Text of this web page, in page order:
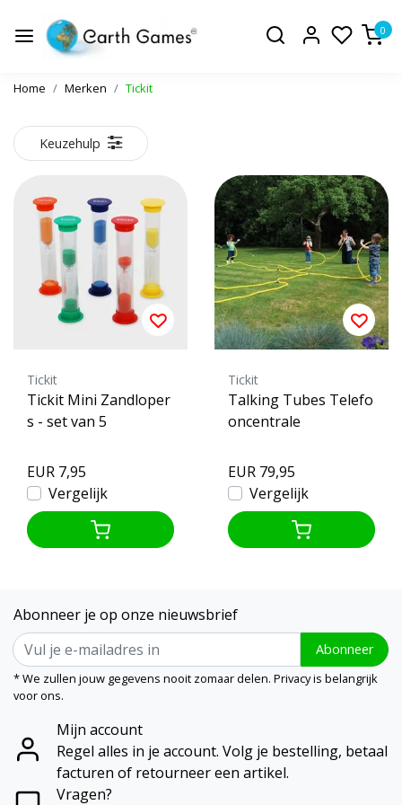
0
Home Merken Tickit
Keuzehulp
Tickit
Tickit Mini Zandloper
s - set van 5
EUR 7,95
Vergelijk
Tickit
Talking Tubes Telefo
oncentrale
EUR 79,95
Vergelijk
Abonneer je op onze nieuwsbrief
Abonneer
* We zullen jouw gegevens nooit zomaar delen. Privacy is belangrijk
voor ons.
Mijn account
Regel alles in je account. Volg je bestelling, betaal
facturen of retourneer een artikel.
Vragen?